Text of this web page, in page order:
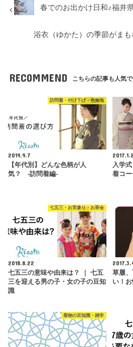
春でのお出かけ日和♪福井
浴衣（ゆかた）の季節がま
RECOMMEND こちらの記事も人気で
訪問着・付け下げ・色無地
2019.9.7
【年代別】どんな色柄が人
気？ -訪問着編-
入学
着コ
七五三・お宮参り・お茶会
2018.8.22
七五三の意味や由来は？ ｜ 七五
三を迎える男の子・女の子の豆知
識
草履
い！
着物の豆知識・雑学